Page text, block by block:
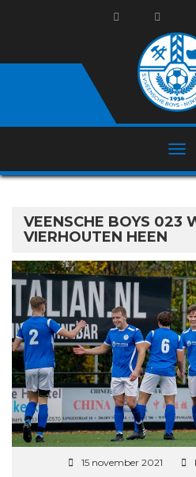
VEENSCHE BOYS 023
VIERHOUTEN HEEN
15 november 2021